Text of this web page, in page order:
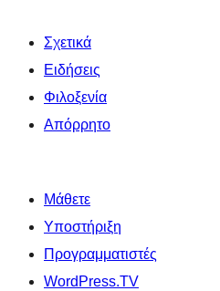
Σχετικά
Ειδήσεις
Φιλοξενία
Απόρρητο
Μάθετε
Υποστήριξη
Προγραμματιστές
WordPress.TV